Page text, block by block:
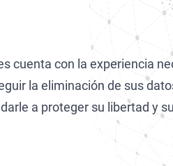
cuenta con la experiencia
la eliminación de sus
a proteger su libertad y